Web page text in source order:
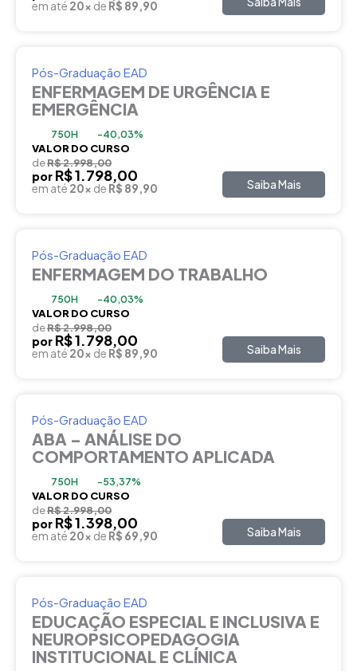
em até 20x de R$ 89,90
Pós-Graduação EAD
ENFERMAGEM DE URGÊNCIA E
EMERGÊNCIA
750H -40,03%
VALOR DO CURSO
deR$ 2.998,00
por R$ 1.798,00
em até 20x de R$ 89,90 Saiba Mais
Pós-Graduação EAD
ENFERMAGEM DO TRABALHO
750H -40,03%
VALOR DO CURSO
deR$ 2.998,00
por R$ 1.798,00
em até 20x de R$ 89,90 Saiba Mais
Pós-Graduação EAD
ABA – ANÁLISE DO
COMPORTAMENTO APLICADA
750H -53,37%
VALOR DO CURSO
deR$ 2.998,00
por R$ 1.398,00
em até 20x de R$ 69,90 Saiba Mais
Pós-Graduação EAD
EDUCAÇÃO ESPECIAL E INCLUSIVA E
NEUROPSICOPEDAGOGIA
INSTITUCIONAL E CLÍNICA